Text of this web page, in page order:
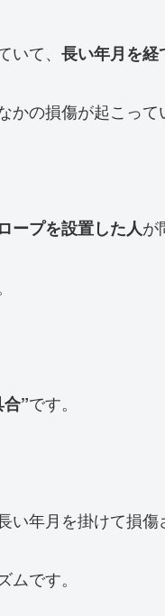
て、 長い年月を経
の損傷が起こって
ープを設置した人が
”です。
年月を掛けて損傷
です。